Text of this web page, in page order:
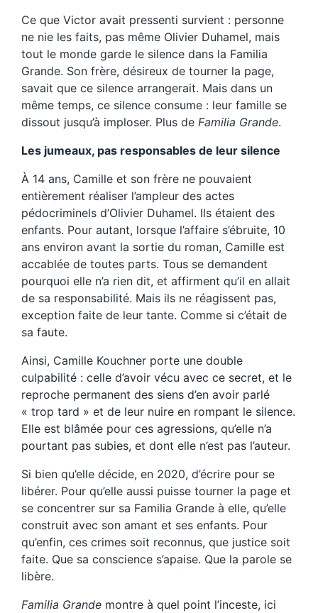
Ce que Victor avait pressenti survient : personne
ne nie les faits, pas même Olivier Duhamel, mais
tout le monde garde le silence dans la Familia
Grande. Son frère, désireux de tourner la page,
savait que ce silence arrangerait. Mais dans un
même temps, ce silence consume : leur famille se
dissout jusqu’à imploser. Plus de Familia Grande.
Les jumeaux, pas responsables de leur silence
À 14 ans, Camille et son frère ne pouvaient
entièrement réaliser l’ampleur des actes
pédocriminels d’Olivier Duhamel. Ils étaient des
enfants. Pour autant, lorsque l’affaire s’ébruite, 10
ans environ avant la sortie du roman, Camille est
accablée de toutes parts. Tous se demandent
pourquoi elle n’a rien dit, et affirment qu’il en allait
de sa responsabilité. Mais ils ne réagissent pas,
exception faite de leur tante. Comme si c’était de
sa faute.
Ainsi, Camille Kouchner porte une double
culpabilité : celle d’avoir vécu avec ce secret, et le
reproche permanent des siens d’en avoir parlé
« trop tard » et de leur nuire en rompant le silence.
Elle est blâmée pour ces agressions, qu’elle n’a
pourtant pas subies, et dont elle n’est pas l’auteur.
Si bien qu’elle décide, en 2020, d’écrire pour se
libérer. Pour qu’elle aussi puisse tourner la page et
se concentrer sur sa Familia Grande à elle, qu’elle
construit avec son amant et ses enfants. Pour
qu’enfin, ces crimes soit reconnus, que justice soit
faite. Que sa conscience s’apaise. Que la parole se
libère.
Familia Grande montre à quel point l’inceste, ici